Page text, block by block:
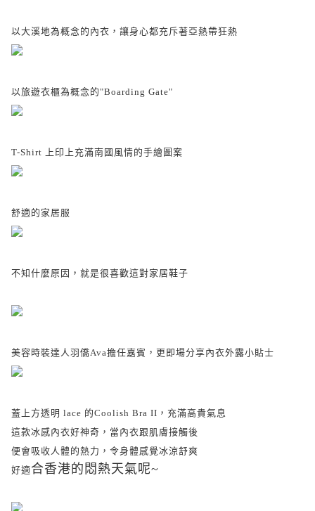
以大溪地為概念的內衣，讓身心都充斥著亞熱帶狂熱
以旅遊衣櫃為概念的"Boarding Gate"
T-Shirt 上印上充滿南國風情的手繪圖案
舒適的家居服
不知什麼原因，就是很喜歡這對家居鞋子
美容時裝達人羽僑Ava擔任嘉賓，更即場分享內衣外露小貼士
蓋上方透明 lace 的Coolish Bra II，充滿高貴氣息
這款冰感內衣好神奇，當內衣跟肌膚接觸後
便會吸收人體的熱力，令身體感覺冰涼舒爽
好適合香港的悶熱天氣呢~